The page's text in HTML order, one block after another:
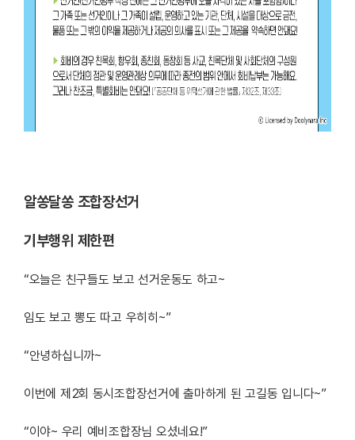
알쏭달쏭 조합장선거
기부행위 제한편
“오늘은 친구들도 보고 선거운동도 하고~
임도 보고 뽕도 따고 우히히~”
“안녕하십니까~
이번에 제2회 동시조합장선거에 출마하게 된 고길동 입니다~”
“이야~ 우리 예비조합장님 오셨네요!”